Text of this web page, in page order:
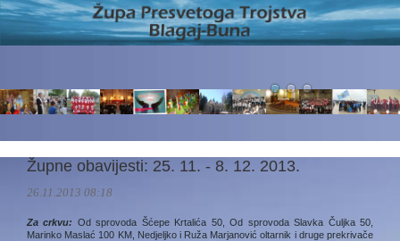
Župne obavijesti: 25. 11. - 8. 12. 2013.
26.11.2013 08:18
Za crkvu: Od sprovoda Šćepe Krtalića 50, Od sprovoda Slavka Čuljka 50,
Marinko Maslać 100 KM, Nedjeljko i Ruža Marjanović oltarnik i druge prekrivače